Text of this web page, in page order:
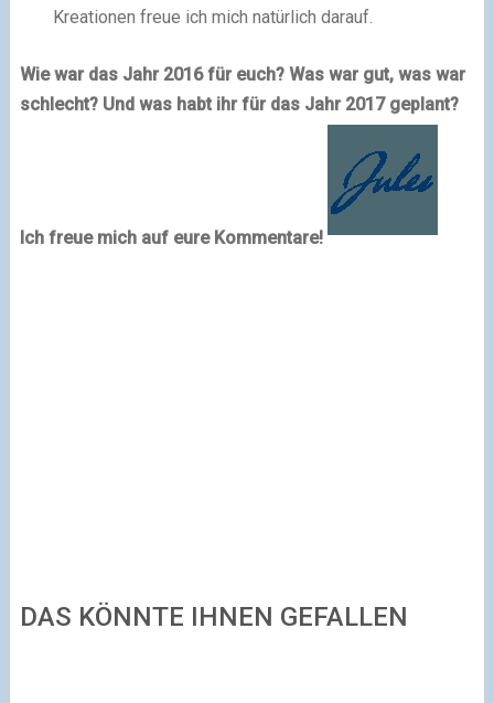
Kreationen freue ich mich natürlich darauf.
Wie war das Jahr 2016 für euch? Was war gut, was war
schlecht? Und was habt ihr für das Jahr 2017 geplant?
Ich freue mich auf eure Kommentare!
DAS KÖNNTE IHNEN GEFALLEN